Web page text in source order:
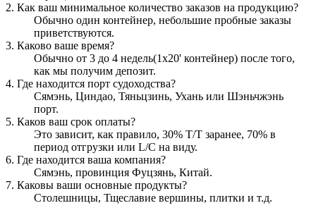
2. Как ваш минимальное количество заказов на продукцию?
Обычно один контейнер, небольшие пробные заказы
приветствуются.
3. Каково ваше время?
Обычно от 3 до 4 недель(1x20' контейнер) после того,
как мы получим депозит.
4. Где находится порт судоходства?
Сямэнь, Циндао, Тяньцзинь, Ухань или Шэньчжэнь
порт.
5. Каков ваш срок оплаты?
Это зависит, как правило, 30% T/T заранее, 70% в
период отгрузки или L/C на виду.
6. Где находится ваша компания?
Сямэнь, провинция Фуцзянь, Китай.
7. Каковы ваши основные продукты?
Столешницы, Тщеславие вершины, плитки и т.д.